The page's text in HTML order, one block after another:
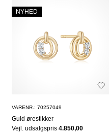
NYHED
VARENR.: 70257049
Guld ørestikker
Vejl. udsalgspris 4.850,00